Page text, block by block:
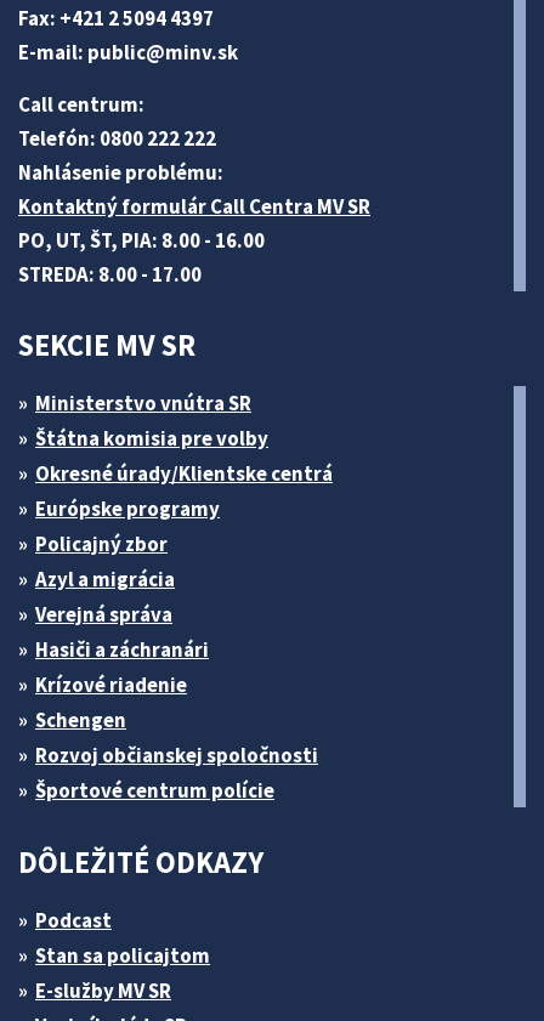
Fax: +421 2 5094 4397
E-mail: public@minv.sk
Call centrum:
Telefón: 0800 222 222
Nahlásenie problému:
Kontaktný formulár Call Centra MV SR
PO, UT, ŠT, PIA: 8.00 - 16.00
STREDA: 8.00 - 17.00
SEKCIE MV SR
Ministerstvo vnútra SR
Štátna komisia pre volby
Okresné úrady/Klientske centrá
Európske programy
Policajný zbor
Azyl a migrácia
Verejná správa
Hasiči a záchranári
Krízové riadenie
Schengen
Rozvoj občianskej spoločnosti
Športové centrum polície
DÔLEŽITÉ ODKAZY
Podcast
Stan sa policajtom
E-služby MV SR